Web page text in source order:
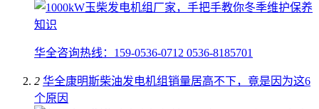
华全咨询热线：159-0536-0712 0536-8185701
2 华全康明斯柴油发电机组销量居高不下，竟是因为这6
个原因